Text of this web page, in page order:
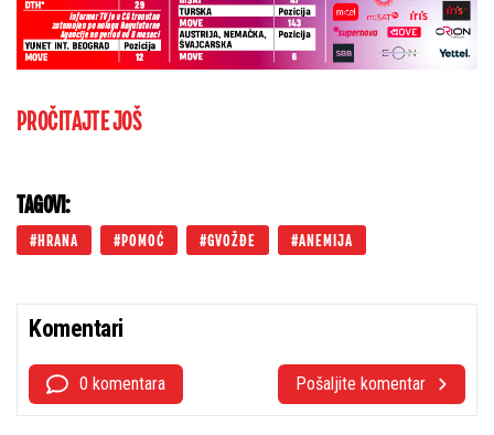
PROČITAJTE JOŠ
TAGOVI:
HRANA POMOĆ GVOŽĐE ANEMIJA
Komentari
0 komentara Pošaljite komentar